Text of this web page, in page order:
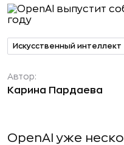
Искусственный интеллект
Автор:
Карина Пардаева
OpenAI уже